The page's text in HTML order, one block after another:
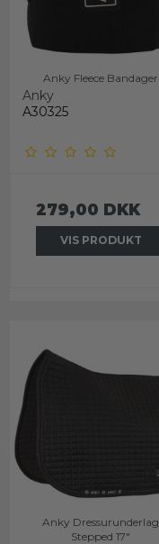
Anky Fleece Bandager
Anky
A30325
279,00 DKK
VIS PRODUKT
Anky Dressurunderlag
Stepped 17"